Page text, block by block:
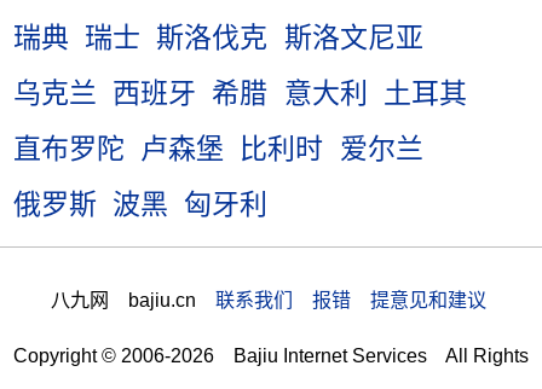
瑞典 瑞士 斯洛伐克 斯洛文尼亚
乌克兰
西班牙 希腊 意大利
土耳其
直布罗陀
卢森堡 比利时
爱尔兰
俄罗斯 波黑 匈牙利
八九网 bajiu.cn 联系我们 报错 提意见和建议
Copyright © 2006-2026 Bajiu Internet Services All Rights